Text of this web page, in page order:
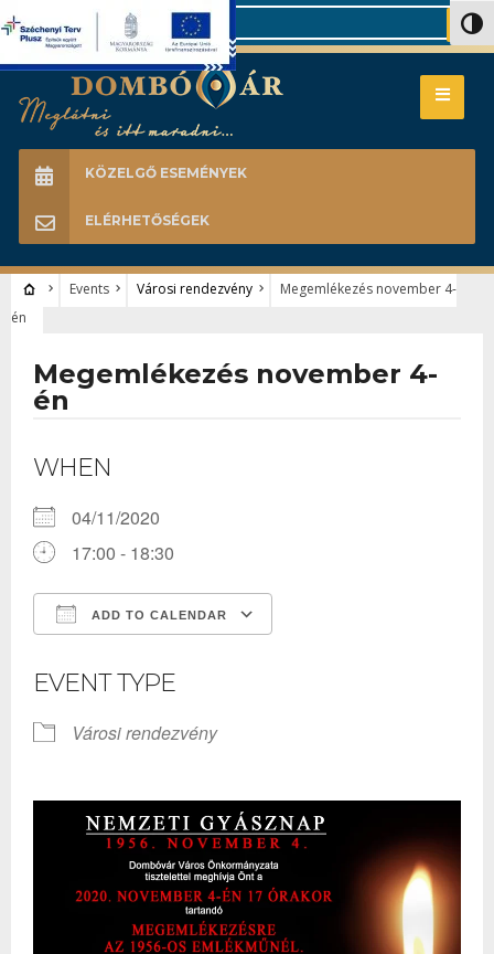
Search
KÖZELGŐ ESEMÉNYEK
ELÉRHETŐSÉGEK
Events Városi rendezvény
Megemlékezés november 4-
én
Megemlékezés november 4-
én
WHEN
04/11/2020
17:00 - 18:30
ADD TO CALENDAR
EVENT TYPE
Városi rendezvény